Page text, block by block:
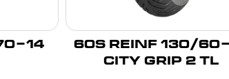
130/60-13 60S REINF
CITY GRIP 2 TL